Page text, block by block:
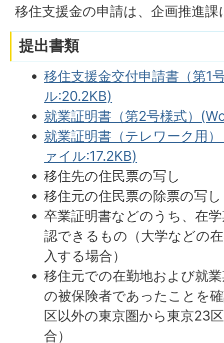
移住支援金の申請は、企画推進
提出書類
移住支援金交付申請書（第1
ル:20.2KB)
就業証明書（第2号様式）
就業証明書（テレワーク用
ァイル:17.2KB)
移住先の住民票の写し
移住元の住民票の除票の写し
卒業証明書などのうち、在
認できるもの（大学などの
入する場合）
移住元での在勤地および就
の被保険者であったことを
区以外の東京圏から東京23
合）